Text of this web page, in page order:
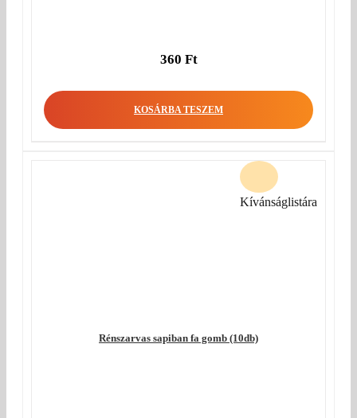
360 Ft
KOSÁRBA TESZEM
Rénszarvas sapiban fa gomb (10db)
Kívánságlistára